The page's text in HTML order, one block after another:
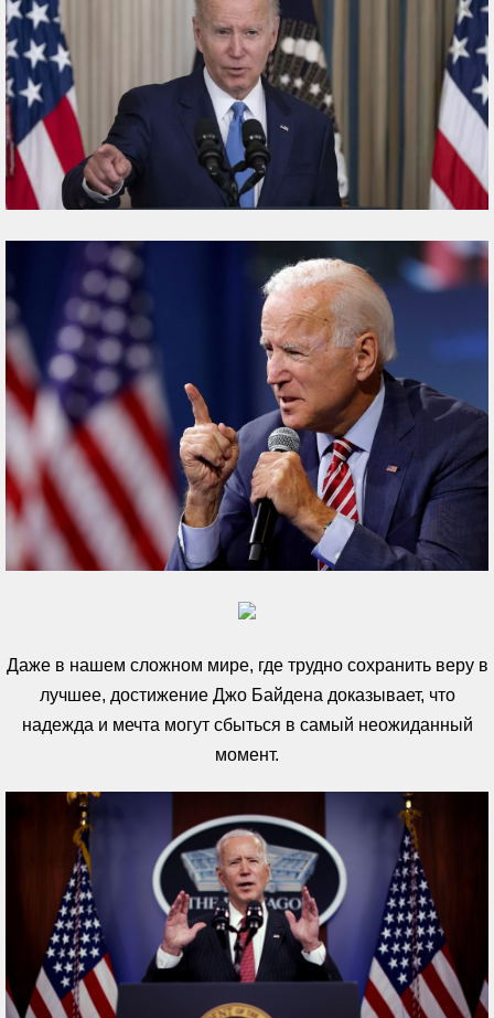
Даже в нашем сложном мире, где трудно сохранить веру в
лучшее, достижение Джо Байдена доказывает, что
надежда и мечта могут сбыться в самый неожиданный
момент.